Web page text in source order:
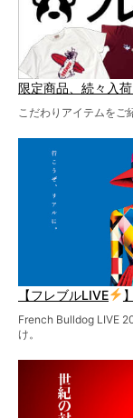
限定商品、続々入荷
こだわりアイテムをご
【フレブルLIVE
French Bulldog LIVE
け。